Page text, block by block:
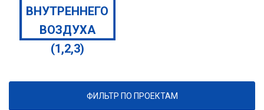
ВНУТРЕННЕГО
ВОЗДУХА
(1,2,3)
ФИЛЬТР ПО ПРОЕКТАМ